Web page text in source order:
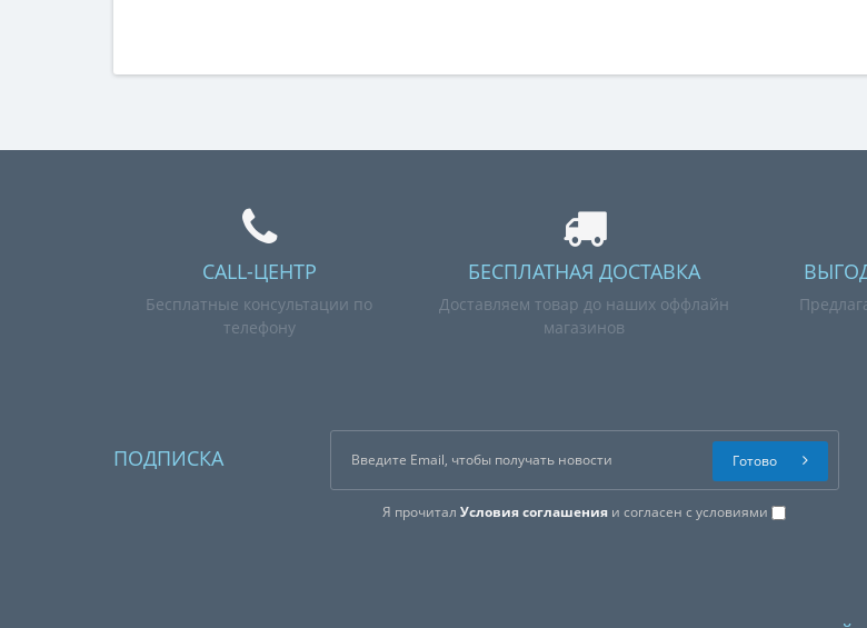
CALL-ЦЕНТР
Бесплатные консультации по
телефону
БЕСПЛАТНАЯ ДОСТАВКА
Доставляем товар до наших оффлайн
магазинов
ПОДПИСКА
Я прочиталУсловия соглашения и согласен с условиями
Готово